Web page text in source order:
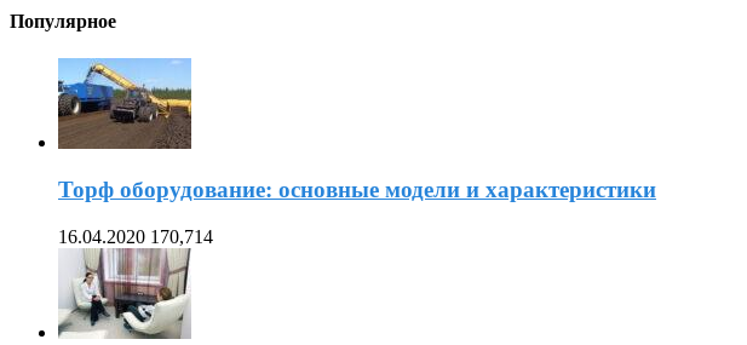
Популярное
Торф оборудование: основные модели и характеристики
16.04.2020 170,714